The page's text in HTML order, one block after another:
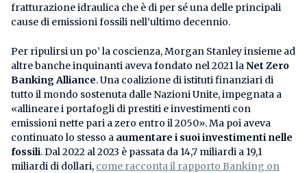
fratturazione idraulica che è di per sé una delle principali
cause di emissioni fossili nell’ultimo decennio.
Per ripulirsi un po’ la coscienza, Morgan Stanley insieme ad
altre banche inquinanti aveva fondato nel 2021 laNet Zero
Banking Alliance. Una coalizione di istituti finanziari di
tutto il mondo sostenuta dalle Nazioni Unite, impegnata a
«allineare i portafogli di prestiti e investimenti con
emissioni nette pari a zero entro il 2050». Ma poi aveva
continuato lo stesso a aumentare i suoi investimenti nelle
fossili. Dal 2022 al 2023 è passata da 14,7 miliardi a 19,1
miliardi di dollari, come racconta il rapporto Banking on